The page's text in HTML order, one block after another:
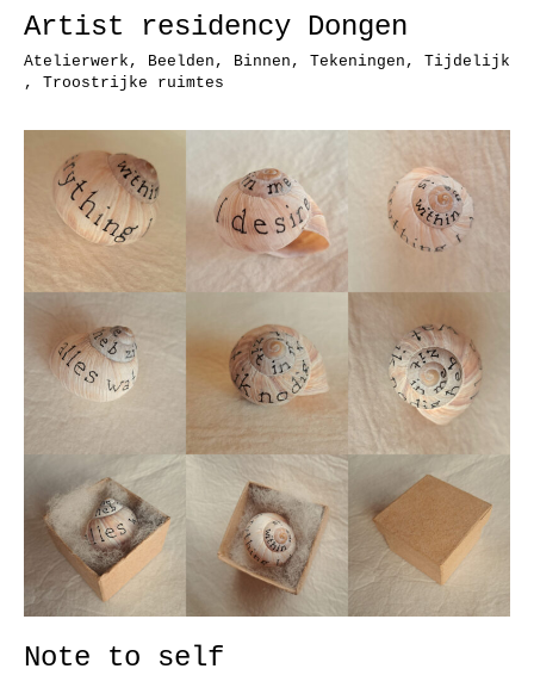
Artist residency Dongen
Atelierwerk , Beelden , Binnen , Tekeningen , Tijdelijk
, Troostrijke ruimtes
Note to self